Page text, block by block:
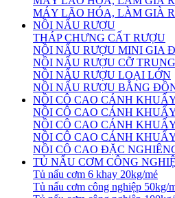
MÁY LÃO HÓA, LÀM GIÀ
NỒI NẤU RƯỢU
THÁP CHƯNG CẤT RƯỢU
NỒI NẤU RƯỢU MINI GIA
NỒI NẤU RƯỢU CỠ TRUNG
NỒI NẤU RƯỢU LOẠI LỚN
NỒI NẤU RƯỢU BẰNG
NỒI CÔ CAO CÁNH
NỒI CÔ CAO CÁNH
NỒI CÔ CAO CÁNH
NỒI CÔ CAO CÁNH
NỒI CÔ CAO ĐẶC
TỦ NẤU CƠM CÔNG
Tủ nấu cơm 6 khay 20kg/mẻ
Tủ nấu cơm công nghiệp 50kg/